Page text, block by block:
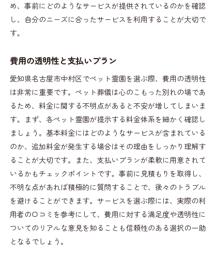
め、事前にどのようなサービスが提供されているのかを確認
し、自分のニーズに合ったサービスを利用することが大切で
す。
費用の透明性と支払いプラン
愛知県名古屋市中村区でペット霊園を選ぶ際、費用の透明性
は非常に重要です。ペット葬儀は心のこもった別れの場であ
るため、料金に関する不明点があると不安が増してしまいま
す。まず、各ペット霊園が提示する料金体系を細かく確認し
ましょう。基本料金にはどのようなサービスが含まれている
のか、追加料金が発生する場合はその理由をしっかり理解す
ることが大切です。また、支払いプランが柔軟に用意されて
いるかもチェックポイントです。事前に見積もりを取得し、
不明な点があれば積極的に質問することで、後々のトラブル
を避けることができます。サービスを選ぶ際には、実際の利
用者の口コミを参考にして、費用に対する満足度や透明性に
ついてのリアルな意見を知ることも信頼性のある選択の一助
となるでしょう。